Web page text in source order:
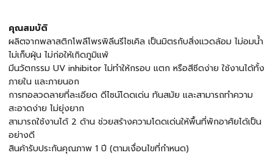
คุณสมบัติ
ผลิตจากพลาสติกโพลีโพรพิลีนรีไซเคิล เป็นมิตรกับสิ่งแวดล้อม ไม่อมน้ำ
ไม่เก็บฝุ่น ไม่ก่อให้เกิดภูมิแพ้
มีนวัตกรรม UV inhibitor ไม่ทำให้กรอบ แตก หรือสีซีดง่าย ใช้งานได้ทั้ง
ภายใน และภายนอก
การทอลวดลายที่ละเอียด ดีไซน์โดดเด่น ทันสมัย และสามารถทำความ
สะอาดง่าย ไม่ยุ่งยาก
สามารถใช้งานได้ 2 ด้าน ช่วยสร้างความโดดเด่นให้พื้นที่พักอาศัยได้เป็น
อย่างดี
สินค้ารับประกันคุณภาพ 1 ปี (ตามเงื่อนไขที่กำหนด)